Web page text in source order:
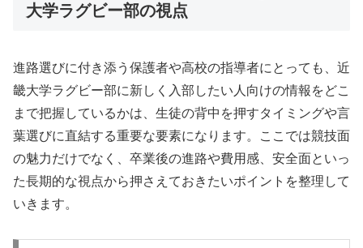
大学ラグビー部の視点
進路選びに付き添う保護者や高校の指導者にとっても、近
畿大学ラグビー部に新しく入部したい人向けの情報をどこ
まで把握しているかは、生徒の背中を押すタイミングや言
葉選びに直結する重要な要素になります。ここでは競技面
の魅力だけでなく、卒業後の進路や費用感、安全面といっ
た長期的な視点から押さえておきたいポイントを整理して
いきます。